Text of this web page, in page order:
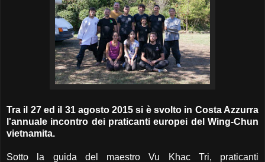
Tra il 27 ed il 31 agosto 2015 si è svolto in Costa Azzurra
l'annuale incontro dei praticanti europei del Wing-Chun
vietnamita.
Sotto la guida del maestro Vu Khac Tri, praticanti